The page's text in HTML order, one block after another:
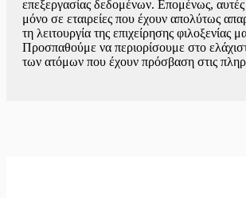
επεξεργασίας δεδομένων. Επομένως, αυτές
μόνο σε εταιρείες που έχουν απολύτως
τη λειτουργία της επιχείρησης φιλοξενίας
Προσπαθούμε να περιορίσουμε στο
των ατόμων που έχουν πρόσβαση στις